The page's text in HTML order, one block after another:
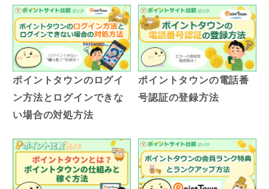
ポイントタウンのログイ
ン方法とログインできな
い場合の対処方法
ポイントタウンの電話番
号認証の登録方法